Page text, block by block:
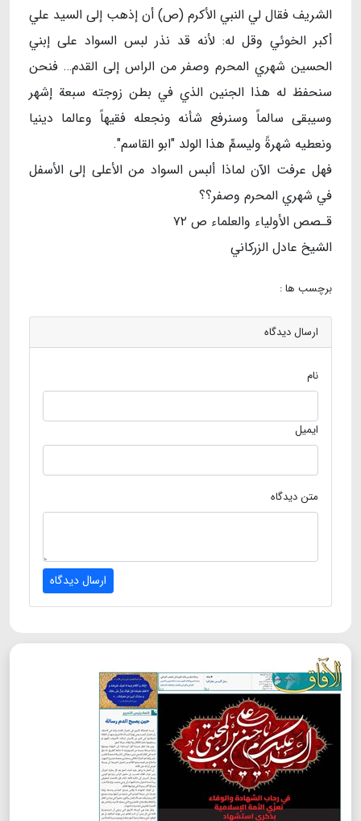
الشريف فقال لي النبي الأكرم (ص) أن إذهب إلى السيد علي
أكبر الخوئي وقل له: لأنه قد نذر لبس السواد على إبني
الحسين شهري المحرم وصفر من الراس إلى القدم… فنحن
سنحفظ له هذا الجنين الذي في بطن زوجته سبعة إشهر
وسيبقى سالماً وسنرفع شأنه ونجعله فقيهاً وعالما دينيا
ونعطيه شهرةً وليسمِّ هذا الولد "ابو القاسم".
فهل عرفت الآن لماذا ألبس السواد من الأعلى إلى الأسفل
في شهري المحرم وصفر؟؟
قـصص الأولياء والعلماء ص ۷۲
️الشيخ عادل الزركاني
برچسب ها :
ارسال دیدگاه
نام
ایمیل
متن دیدگاه
ارسال دیدگاه